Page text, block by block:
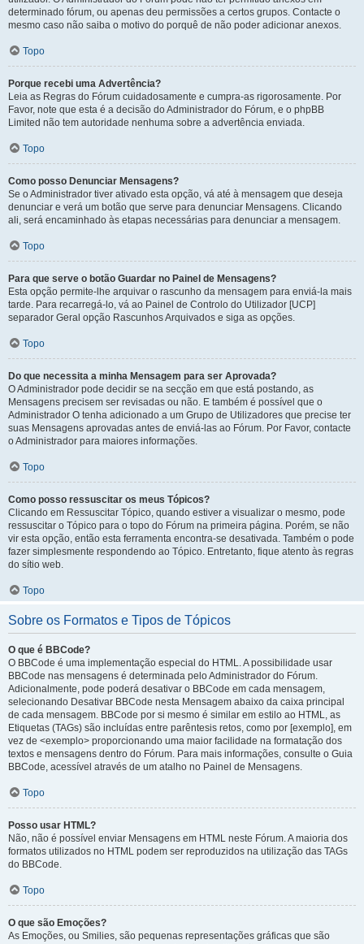
determinado fórum, ou apenas deu permissões a certos grupos. Contacte o
mesmo caso não saiba o motivo do porquê de não poder adicionar anexos.
Topo
Porque recebi uma Advertência?
Leia as Regras do Fórum cuidadosamente e cumpra-as rigorosamente. Por
Favor, note que esta é a decisão do Administrador do Fórum, e o phpBB
Limited não tem autoridade nenhuma sobre a advertência enviada.
Topo
Como posso Denunciar Mensagens?
Se o Administrador tiver ativado esta opção, vá até à mensagem que deseja
denunciar e verá um botão que serve para denunciar Mensagens. Clicando
ali, será encaminhado às etapas necessárias para denunciar a mensagem.
Topo
Para que serve o botão Guardar no Painel de Mensagens?
Esta opção permite-lhe arquivar o rascunho da mensagem para enviá-la mais
tarde. Para recarregá-lo, vá ao Painel de Controlo do Utilizador [UCP]
separador Geral opção Rascunhos Arquivados e siga as opções.
Topo
Do que necessita a minha Mensagem para ser Aprovada?
O Administrador pode decidir se na secção em que está postando, as
Mensagens precisem ser revisadas ou não. E também é possível que o
Administrador O tenha adicionado a um Grupo de Utilizadores que precise ter
suas Mensagens aprovadas antes de enviá-las ao Fórum. Por Favor, contacte
o Administrador para maiores informações.
Topo
Como posso ressuscitar os meus Tópicos?
Clicando em Ressuscitar Tópico, quando estiver a visualizar o mesmo, pode
ressuscitar o Tópico para o topo do Fórum na primeira página. Porém, se não
vir esta opção, então esta ferramenta encontra-se desativada. Também o pode
fazer simplesmente respondendo ao Tópico. Entretanto, fique atento às regras
do sítio web.
Topo
Sobre os Formatos e Tipos de Tópicos
O que é BBCode?
O BBCode é uma implementação especial do HTML. A possibilidade usar
BBCode nas mensagens é determinada pelo Administrador do Fórum.
Adicionalmente, pode poderá desativar o BBCode em cada mensagem,
selecionando Desativar BBCode nesta Mensagem abaixo da caixa principal
de cada mensagem. BBCode por si mesmo é similar em estilo ao HTML, as
Etiquetas (TAGs) são incluídas entre parêntesis retos, como por [exemplo], em
vez de <exemplo> proporcionando uma maior facilidade na formatação dos
textos e mensagens dentro do Fórum. Para mais informações, consulte o Guia
BBCode, acessível através de um atalho no Painel de Mensagens.
Topo
Posso usar HTML?
Não, não é possível enviar Mensagens em HTML neste Fórum. A maioria dos
formatos utilizados no HTML podem ser reproduzidos na utilização das TAGs
do BBCode.
Topo
O que são Emoções?
As Emoções, ou Smilies, são pequenas representações gráficas que são